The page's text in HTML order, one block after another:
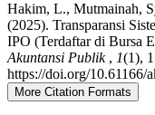
Hakim, L., Mutmainah,
(2025). Transparansi
IPO (Terdaftar di Bursa
Akuntansi Publik , 1(1),
https://doi.org/10.61166/
More Citation Formats